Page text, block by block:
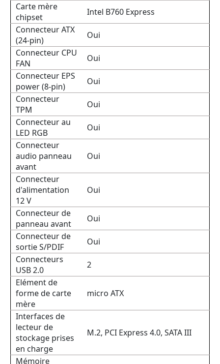
Carte mère
chipset
Intel B760 Express
Connecteur ATX
(24-pin)
Oui
Connecteur CPU
FAN
Oui
Connecteur EPS
power (8-pin)
Oui
Connecteur
TPM
Oui
Connecteur au
LED RGB
Oui
Connecteur
audio panneau
avant
Oui
Connecteur
d'alimentation
12 V
Oui
Connecteur de
panneau avant
Oui
Connecteur de
sortie S/PDIF
Oui
Connecteurs
USB 2.0
2
Elément de
forme de carte
mère
micro ATX
Interfaces de
lecteur de
stockage prises
en charge
M.2, PCI Express 4.0, SATA III
Mémoire